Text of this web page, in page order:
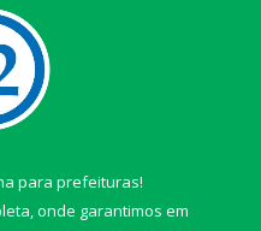
para prefeituras!
onde garantimos em